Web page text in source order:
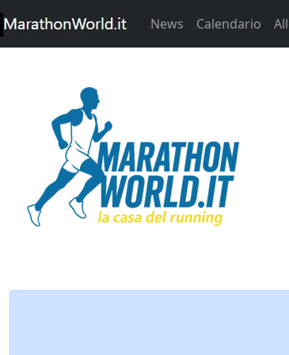
News Calendario